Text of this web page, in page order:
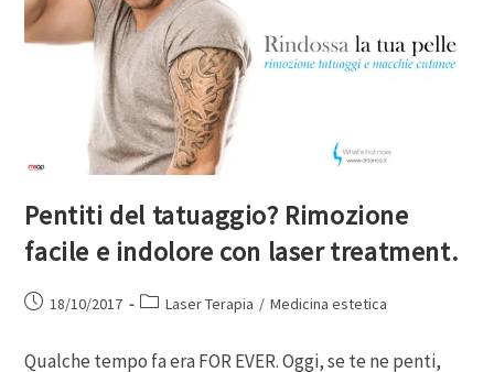
Pentiti del tatuaggio? Rimozione
facile e indolore con laser treatment.
18/10/2017 Laser Terapia / Medicina estetica
Qualche tempo fa era FOR EVER. Oggi, se te ne penti,